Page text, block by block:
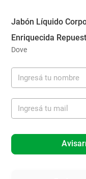
Jabón Líquido
Enriquecida
Dove